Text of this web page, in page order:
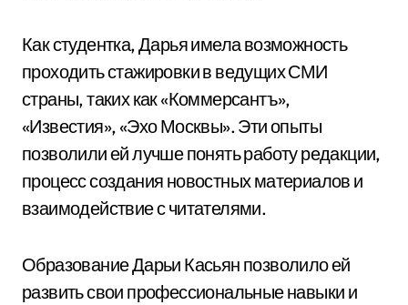
Как студентка, Дарья имела возможность
проходить стажировки в ведущих СМИ
страны, таких как «Коммерсантъ»,
«Известия», «Эхо Москвы». Эти опыты
позволили ей лучше понять работу редакции,
процесс создания новостных материалов и
взаимодействие с читателями.
Образование Дарьи Касьян позволило ей
развить свои профессиональные навыки и